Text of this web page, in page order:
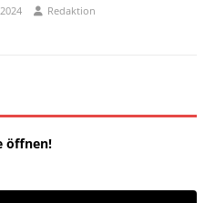
Redaktion
öffnen!